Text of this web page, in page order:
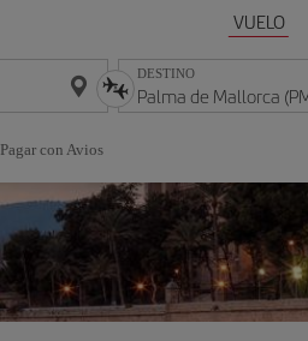
VUELO
DESTINO
Pagar con Avios